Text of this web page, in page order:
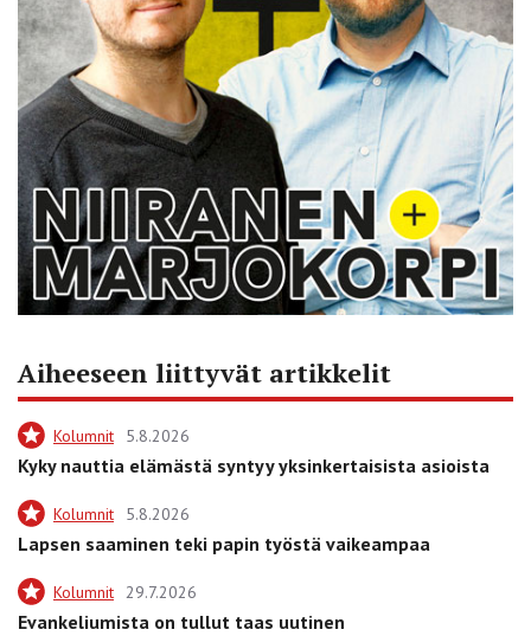
Aiheeseen liittyvät artikkelit
Kolumnit 5.8.2026
Kyky nauttia elämästä syntyy yksinkertaisista asioista
Kolumnit 5.8.2026
Lapsen saaminen teki papin työstä vaikeampaa
Kolumnit 29.7.2026
Evankeliumista on tullut taas uutinen